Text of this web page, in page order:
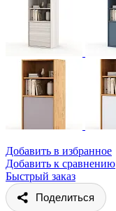
Добавить в избранное
Добавить к сравнению
Быстрый заказ
Поделиться